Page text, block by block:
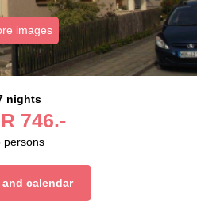
images
nights
746.-
persons
and calendar